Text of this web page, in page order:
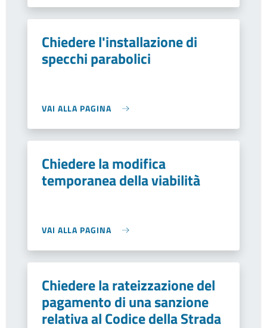
Chiedere l'installazione di
specchi parabolici
VAI ALLA PAGINA
Chiedere la modifica
temporanea della viabilità
VAI ALLA PAGINA
Chiedere la rateizzazione del
pagamento di una sanzione
relativa al Codice della Strada